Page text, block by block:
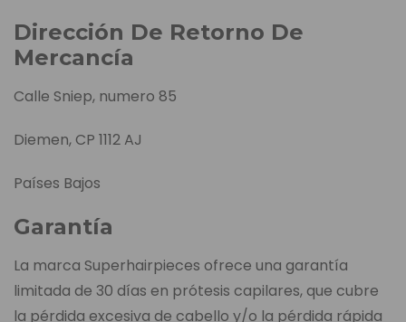
Dirección De Retorno De
Mercancía
Calle Sniep, numero 85
Diemen, CP 1112 AJ
Países Bajos
Garantía
La marca Superhairpieces ofrece una garantía
limitada de 30 días en prótesis capilares, que cubre
la pérdida excesiva de cabello y/o la pérdida rápida